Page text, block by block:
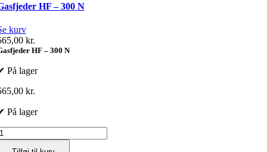
HF – 300 N
kurv
kr.
HF – 300 N
På lager
kr.
På lager